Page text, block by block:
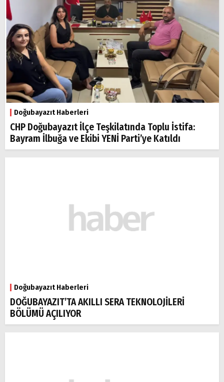
Doğubayazıt Haberleri
CHP Doğubayazıt İlçe Teşkilatında Toplu İstifa:
Bayram İlbuğa ve Ekibi YENİ Parti’ye Katıldı
Doğubayazıt Haberleri
DOĞUBAYAZIT’TA AKILLI SERA TEKNOLOJİLERİ
BÖLÜMÜ AÇILIYOR